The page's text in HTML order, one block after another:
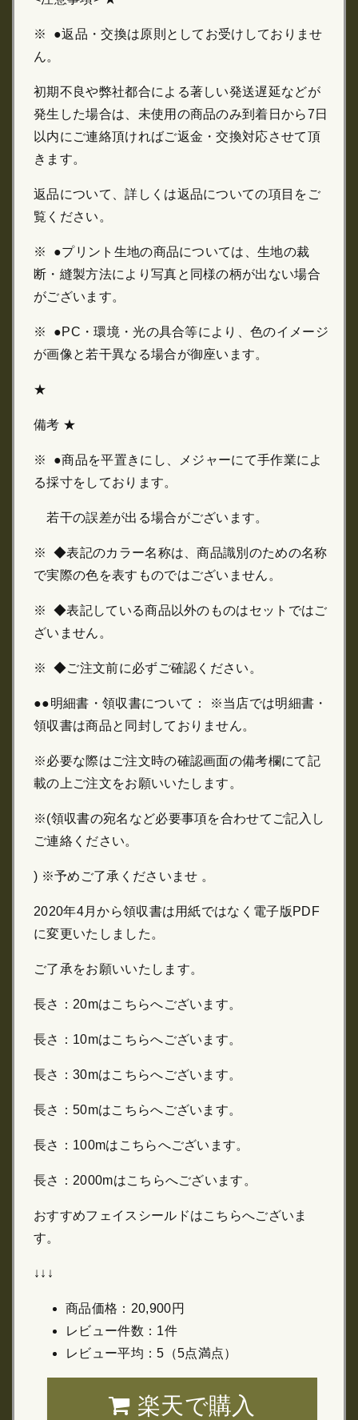
※ ●返品・交換は原則としてお受けしておりませ
ん。
初期不良や弊社都合による著しい発送遅延などが
発生した場合は、未使用の商品のみ到着日から7日
以内にご連絡頂ければご返金・交換対応させて頂
きます。
返品について、詳しくは返品についての項目をご
覧ください。
※ ●プリント生地の商品については、生地の裁
断・縫製方法により写真と同様の柄が出ない場合
がございます。
※ ●PC・環境・光の具合等により、色のイメージ
が画像と若干異なる場合が御座います。
★
備考 ★
※ ●商品を平置きにし、メジャーにて手作業によ
る採寸をしております。
若干の誤差が出る場合がございます。
※ ◆表記のカラー名称は、商品識別のための名称
で実際の色を表すものではございません。
※ ◆表記している商品以外のものはセットではご
ざいません。
※ ◆ご注文前に必ずご確認ください。
●●明細書・領収書について： ※当店では明細書・
領収書は商品と同封しておりません。
※必要な際はご注文時の確認画面の備考欄にて記
載の上ご注文をお願いいたします。
※(領収書の宛名など必要事項を合わせてご記入し
ご連絡ください。
) ※予めご了承くださいませ 。
2020年4月から領収書は用紙ではなく電子版PDF
に変更いたしました。
ご了承をお願いいたします。
長さ：20mはこちらへございます。
長さ：10mはこちらへございます。
長さ：30mはこちらへございます。
長さ：50mはこちらへございます。
長さ：100mはこちらへございます。
長さ：2000mはこちらへございます。
おすすめフェイスシールドはこちらへございま
す。
↓↓↓
商品価格：20,900円
レビュー件数：1件
レビュー平均：5（5点満点）
楽天で購入